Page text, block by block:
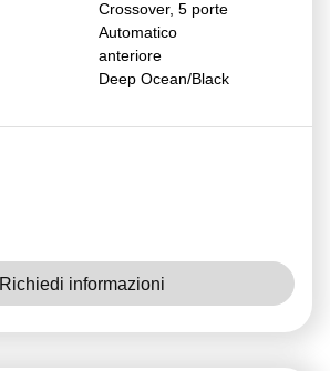
Crossover, 5 porte
Automatico
anteriore
Deep Ocean/Black
Richiedi informazioni